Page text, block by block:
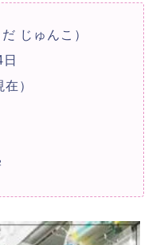
じゅんこ）
）